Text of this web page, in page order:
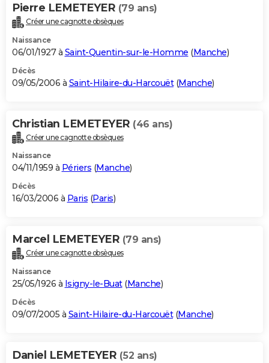
Pierre LEMETEYER (79 ans)
Créer une cagnotte obsèques
Naissance
06/01/1927 à Saint-Quentin-sur-le-Homme (Manche)
Décès
09/05/2006 à Saint-Hilaire-du-Harcouët(Manche)
Christian LEMETEYER (46 ans)
Créer une cagnotte obsèques
Naissance
04/11/1959 à Périers (Manche)
Décès
16/03/2006 à Paris (Paris)
Marcel LEMETEYER (79 ans)
Créer une cagnotte obsèques
Naissance
25/05/1926 à Isigny-le-Buat(Manche)
Décès
09/07/2005 à Saint-Hilaire-du-Harcouët(Manche)
Daniel LEMETEYER (52 ans)